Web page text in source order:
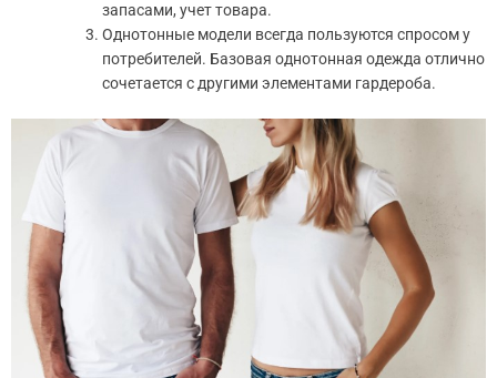
запасами, учет товара.
Однотонные модели всегда пользуются спросом у
потребителей. Базовая однотонная одежда отлично
сочетается с другими элементами гардероба.